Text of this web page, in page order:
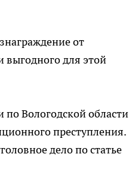
от
выгодного для этой
Вологодской области
преступления.
дело по статье